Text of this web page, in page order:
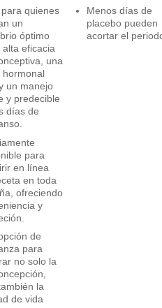
quienes
un
óptimo
alta eficacia
una
hormonal
un manejo
y predecible
días de
para
en línea
en toda
ofreciendo
y
de
para
no solo la
la
de vida
Menos días de
placebo pueden
acortar el